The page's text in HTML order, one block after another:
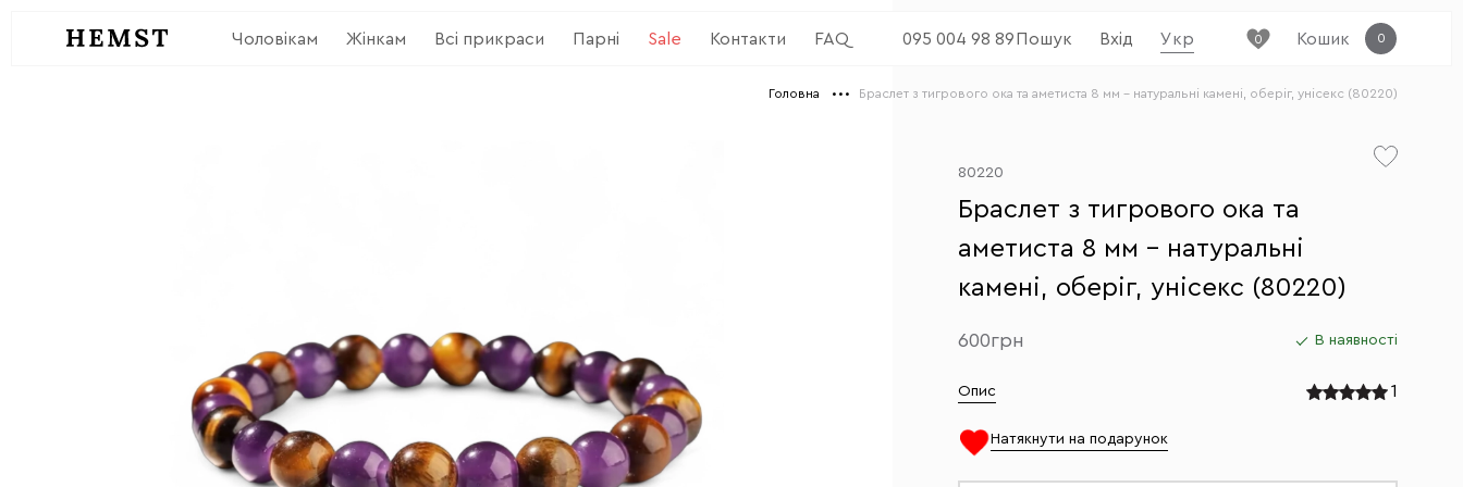
Чоловікам Жінкам Всі прикраси Парні Sale Контакти FAQ 095 004 98 89Пошук Вхід Укр 0 Кошик 0
Головна Браслет з тигрового ока та аметиста 8 мм – натуральні камені, оберіг, унісекс (80220)
80220
Браслет з тигрового ока та
аметиста 8 мм – натуральні
камені, оберіг, унісекс (80220)
600грн В наявності
Опис 1
Натякнути на подарунок